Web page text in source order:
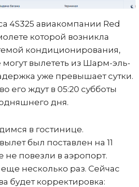
4S325 авиакомпании Red
которой возникла
кондиционирования,
вылететь из Шарм-эль-
уже превышает сутки.
его ждут в 05:20 субботы
дня.
в гостинице.
был поставлен на 11
не повезли в аэропорт.
несколько раз. Сейчас
будет корректировка: